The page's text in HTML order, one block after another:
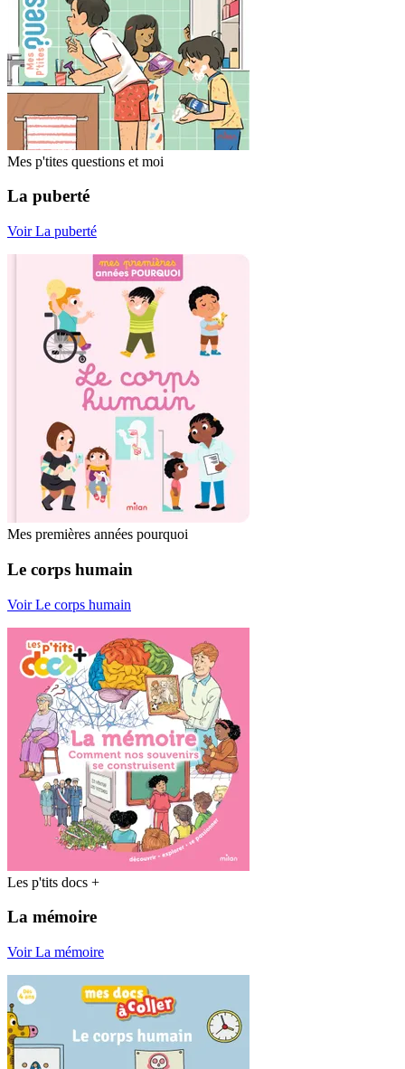
Mes p'tites questions et moi
La puberté
Voir La puberté
Mes premières années pourquoi
Le corps humain
Voir Le corps humain
Les p'tits docs +
La mémoire
Voir La mémoire